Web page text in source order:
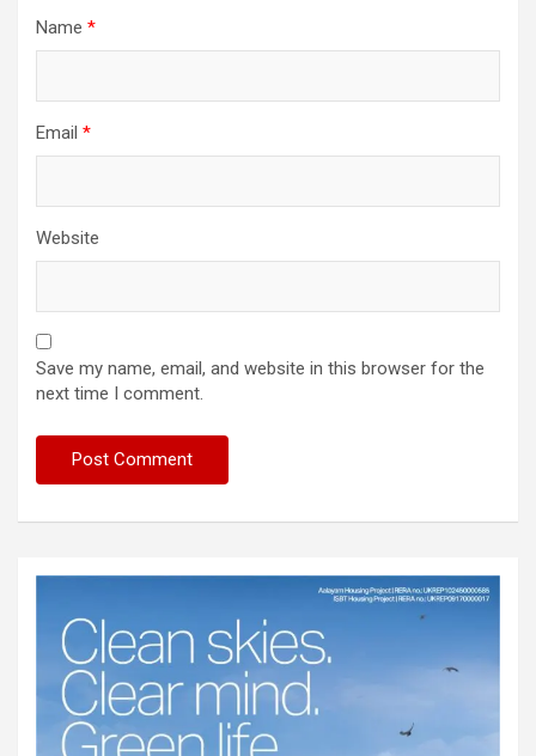
Name *
Email *
Website
Save my name, email, and website in this browser for the
next time I comment.